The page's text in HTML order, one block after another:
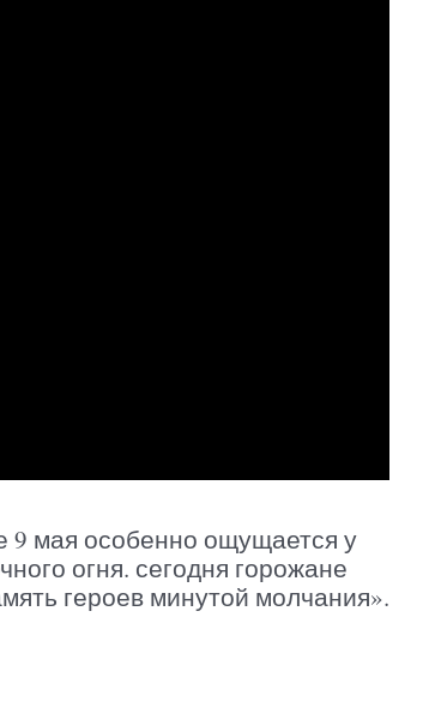
9 мая особенно ощущается у
огня. сегодня горожане
героев минутой молчания».